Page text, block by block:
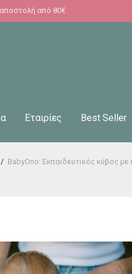
από 80€
Εταιρίες Best Seller
/ BabyOno: Εκπαιδευτικός κύβος